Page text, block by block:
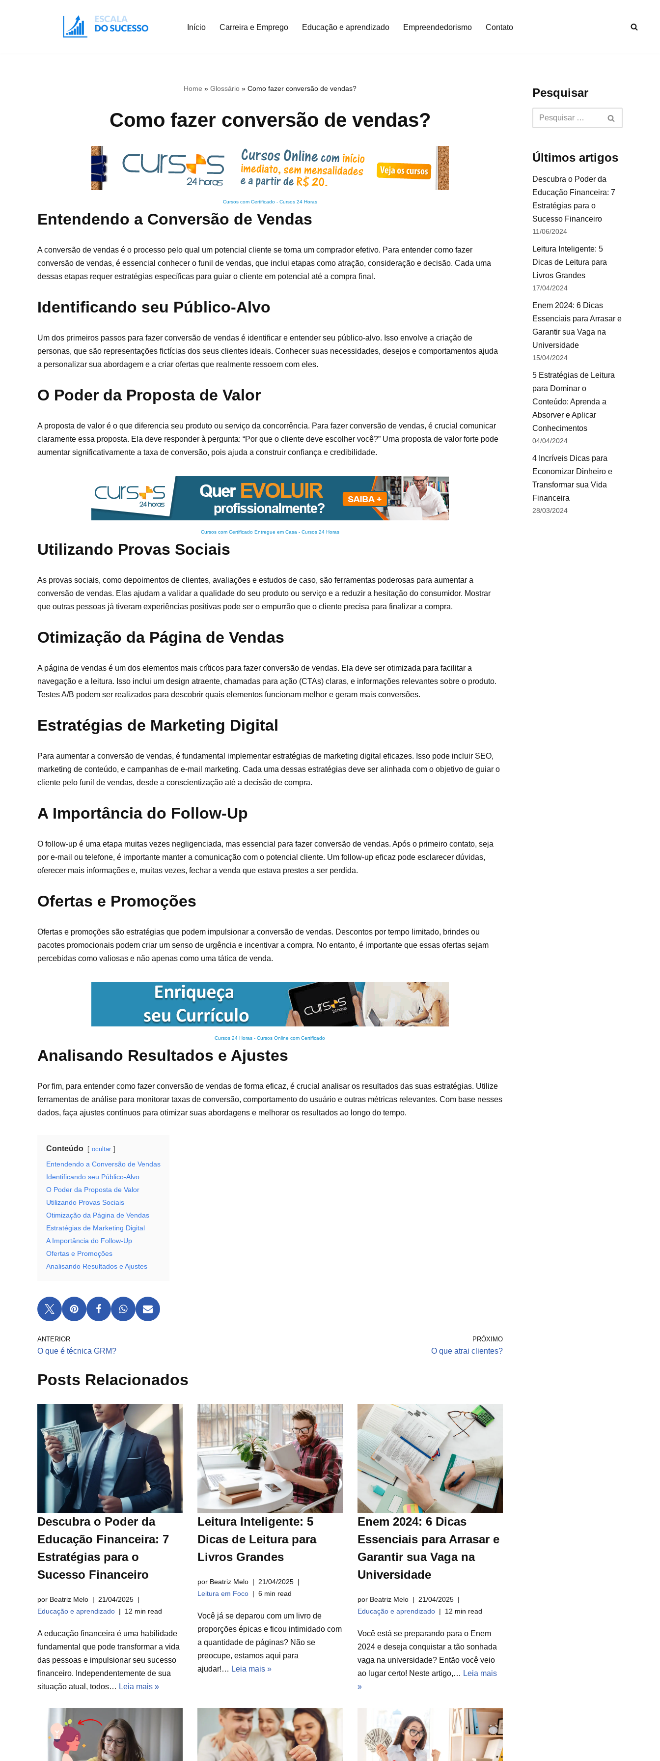
Início Carreira e Emprego Educação e aprendizado Empreendedorismo Contato
Home » Glossário» Como fazer conversão de vendas?
Como fazer conversão de vendas?
Cursos com Certificado- Cursos 24 Horas
Entendendo a Conversão de Vendas
A conversão de vendas é o processo pelo qual um potencial cliente se torna um comprador efetivo. Para entender como fazer
conversão de vendas, é essencial conhecer o funil de vendas, que inclui etapas como atração, consideração e decisão. Cada uma
dessas etapas requer estratégias específicas para guiar o cliente em potencial até a compra final.
Identificando seu Público-Alvo
Um dos primeiros passos para fazer conversão de vendas é identificar e entender seu público-alvo. Isso envolve a criação de
personas, que são representações fictícias dos seus clientes ideais. Conhecer suas necessidades, desejos e comportamentos ajuda
a personalizar sua abordagem e a criar ofertas que realmente ressoem com eles.
O Poder da Proposta de Valor
A proposta de valor é o que diferencia seu produto ou serviço da concorrência. Para fazer conversão de vendas, é crucial comunicar
claramente essa proposta. Ela deve responder à pergunta: “Por que o cliente deve escolher você?” Uma proposta de valor forte pode
aumentar significativamente a taxa de conversão, pois ajuda a construir confiança e credibilidade.
Cursos com Certificado Entregue em Casa - Cursos 24 Horas
Utilizando Provas Sociais
As provas sociais, como depoimentos de clientes, avaliações e estudos de caso, são ferramentas poderosas para aumentar a
conversão de vendas. Elas ajudam a validar a qualidade do seu produto ou serviço e a reduzir a hesitação do consumidor. Mostrar
que outras pessoas já tiveram experiências positivas pode ser o empurrão que o cliente precisa para finalizar a compra.
Otimização da Página de Vendas
A página de vendas é um dos elementos mais críticos para fazer conversão de vendas. Ela deve ser otimizada para facilitar a
navegação e a leitura. Isso inclui um design atraente, chamadas para ação (CTAs) claras, e informações relevantes sobre o produto.
Testes A/B podem ser realizados para descobrir quais elementos funcionam melhor e geram mais conversões.
Estratégias de Marketing Digital
Para aumentar a conversão de vendas, é fundamental implementar estratégias de marketing digital eficazes. Isso pode incluir SEO,
marketing de conteúdo, e campanhas de e-mail marketing. Cada uma dessas estratégias deve ser alinhada com o objetivo de guiar o
cliente pelo funil de vendas, desde a conscientização até a decisão de compra.
A Importância do Follow-Up
O follow-up é uma etapa muitas vezes negligenciada, mas essencial para fazer conversão de vendas. Após o primeiro contato, seja
por e-mail ou telefone, é importante manter a comunicação com o potencial cliente. Um follow-up eficaz pode esclarecer dúvidas,
oferecer mais informações e, muitas vezes, fechar a venda que estava prestes a ser perdida.
Ofertas e Promoções
Ofertas e promoções são estratégias que podem impulsionar a conversão de vendas. Descontos por tempo limitado, brindes ou
pacotes promocionais podem criar um senso de urgência e incentivar a compra. No entanto, é importante que essas ofertas sejam
percebidas como valiosas e não apenas como uma tática de venda.
Cursos 24 Horas - Cursos Online com Certificado
Analisando Resultados e Ajustes
Por fim, para entender como fazer conversão de vendas de forma eficaz, é crucial analisar os resultados das suas estratégias. Utilize
ferramentas de análise para monitorar taxas de conversão, comportamento do usuário e outras métricas relevantes. Com base nesses
dados, faça ajustes contínuos para otimizar suas abordagens e melhorar os resultados ao longo do tempo.
Conteúdo ocultar
Entendendo a Conversão de Vendas
Identificando seu Público-Alvo
O Poder da Proposta de Valor
Utilizando Provas Sociais
Otimização da Página de Vendas
Estratégias de Marketing Digital
A Importância do Follow-Up
Ofertas e Promoções
Analisando Resultados e Ajustes
ANTERIOR
O que é técnica GRM?
PRÓXIMO
O que atrai clientes?
Posts Relacionados
Descubra o Poder da
Educação Financeira: 7
Estratégias para o
Sucesso Financeiro
por Beatriz Melo
21/04/2025
Educação e aprendizado
12 min read
A educação financeira é uma habilidade
fundamental que pode transformar a vida
das pessoas e impulsionar seu sucesso
financeiro. Independentemente de sua
situação atual, todos… Leia mais »
Leitura Inteligente: 5
Dicas de Leitura para
Livros Grandes
por Beatriz Melo
21/04/2025
Leitura em Foco
6 min read
Você já se deparou com um livro de
proporções épicas e ficou intimidado com
a quantidade de páginas? Não se
preocupe, estamos aqui para
ajudar!… Leia mais »
Enem 2024: 6 Dicas
Essenciais para Arrasar e
Garantir sua Vaga na
Universidade
por Beatriz Melo
21/04/2025
Educação e aprendizado
12 min read
Você está se preparando para o Enem
2024 e deseja conquistar a tão sonhada
vaga na universidade? Então você veio
ao lugar certo! Neste artigo,… Leia mais
»
Pesquisar
Últimos artigos
Descubra o Poder da
Educação Financeira: 7
Estratégias para o
Sucesso Financeiro
11/06/2024
Leitura Inteligente: 5
Dicas de Leitura para
Livros Grandes
17/04/2024
Enem 2024: 6 Dicas
Essenciais para Arrasar e
Garantir sua Vaga na
Universidade
15/04/2024
5 Estratégias de Leitura
para Dominar o
Conteúdo: Aprenda a
Absorver e Aplicar
Conhecimentos
04/04/2024
4 Incríveis Dicas para
Economizar Dinheiro e
Transformar sua Vida
Financeira
28/03/2024